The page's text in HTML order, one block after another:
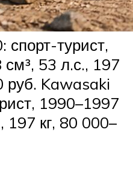
спорт-турист,
см³, 53 л.с., 197
руб. Kawasaki
1990–1997
197 кг, 80 000–